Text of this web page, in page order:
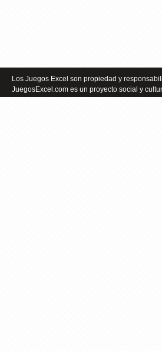
Los Juegos Excel son propiedad y
JuegosExcel.com es un proyecto social y